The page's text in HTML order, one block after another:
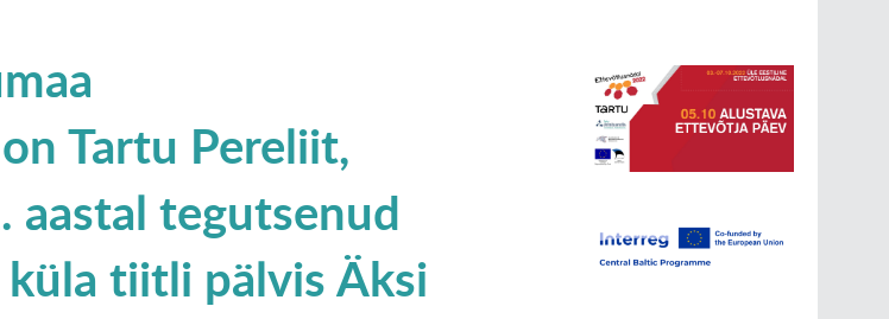
Tartu Pereliit,
tegutsenud
küla tiitli pälvis Äksi